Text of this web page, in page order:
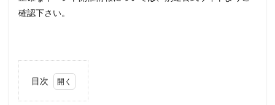
確認下さい。
目次